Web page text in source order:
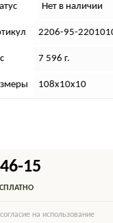
в наличии
95-2201010-91
15
на использование